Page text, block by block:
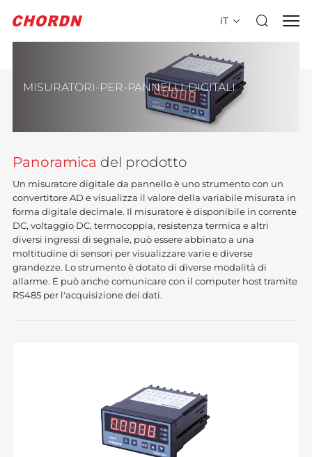
IT
MISURATORI-PER-PANNELLI-DIGITALI
Panoramica del prodotto
Un misuratore digitale da pannello è uno strumento con un
convertitore AD e visualizza il valore della variabile misurata in
forma digitale decimale. Il misuratore è disponibile in corrente
DC, voltaggio DC, termocoppia, resistenza termica e altri
diversi ingressi di segnale, può essere abbinato a una
moltitudine di sensori per visualizzare varie e diverse
grandezze. Lo strumento è dotato di diverse modalità di
allarme. E può anche comunicare con il computer host tramite
RS485 per l'acquisizione dei dati.